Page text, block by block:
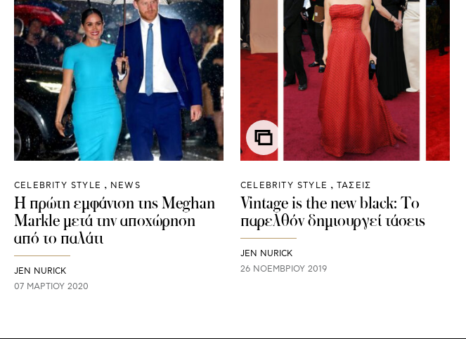
CELEBRITY STYLE NEWS
H πρώτη εμφάνιση της Meghan
Markle μετά την αποχώρηση
από το παλάτι
JEN NURICK
07 ΜΑΡΤΊΟΥ 2020
CELEBRITY STYLE ΤΑΣΕΙΣ
Vintage is the new black: Το
παρελθόν δημιουργεί τάσεις
JEN NURICK
26 ΝΟΕΜΒΡΊΟΥ 2019